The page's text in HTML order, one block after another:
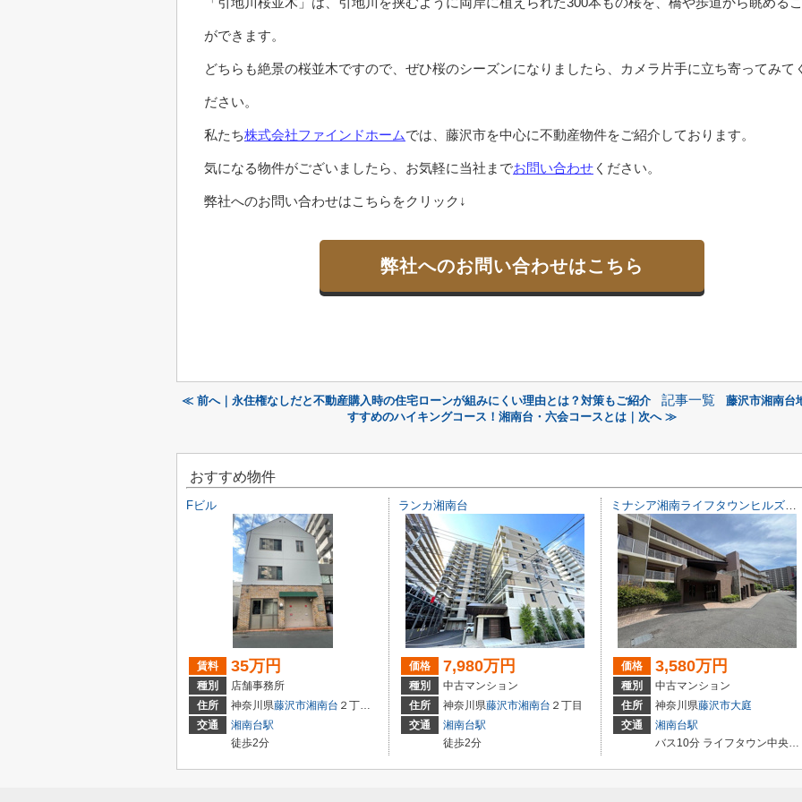
ができます。
どちらも絶景の桜並木ですので、ぜひ桜のシーズンになりましたら、カメラ片手に立ち寄ってみて
ださい。
私たち株式会社ファインドホームでは、藤沢市を中心に不動産物件をご紹介しております。
気になる物件がございましたら、お気軽に当社までお問い合わせ ください。
弊社へのお問い合わせはこちらをクリック↓
弊社へのお問い合わせはこちら
≪ 前へ｜永住権なしだと不動産購入時の住宅ローンが組みにくい理由とは？対策もご紹介 記事一覧
藤沢市湘南台
すすめのハイキングコース！湘南台・六会コースとは｜次へ ≫
おすすめ物件
Fビル
賃料 35万円
種別
店舗事務所
住所
神奈川県藤沢市湘南台 ２丁目8-12
交通
湘南台駅
徒歩2分
ランカ湘南台
価格 7,980万円
種別
中古マンション
住所
神奈川県藤沢市湘南台 ２丁目
交通
湘南台駅
徒歩2分
価格 3,580万円
種別
中古マンション
住所
神奈川県藤沢市大庭
交通
湘南台駅
バス10分 ライフタウン中央（神奈川県） 停歩4分